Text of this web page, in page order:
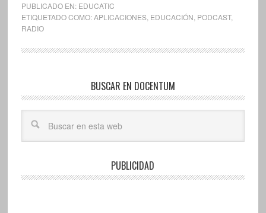
PUBLICADO EN: EDUCATIC
ETIQUETADO COMO:APLICACIONES, EDUCACIÓN PODCAST,
RADIO
BUSCAR EN DOCENTUM
PUBLICIDAD